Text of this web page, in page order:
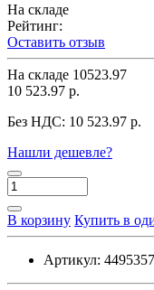
На складе
Рейтинг:
Оставить отзыв
На складе 10523.97
10 523.97 р.
Без НДС: 10 523.97 р.
Нашли дешевле?
В корзину Купить в
Артикул: